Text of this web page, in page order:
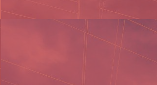
Lương: Thỏa thuận
- Trực điện thoại khách hàng, báo giá,
- Theo dõi, quản lý và kiểm tra các